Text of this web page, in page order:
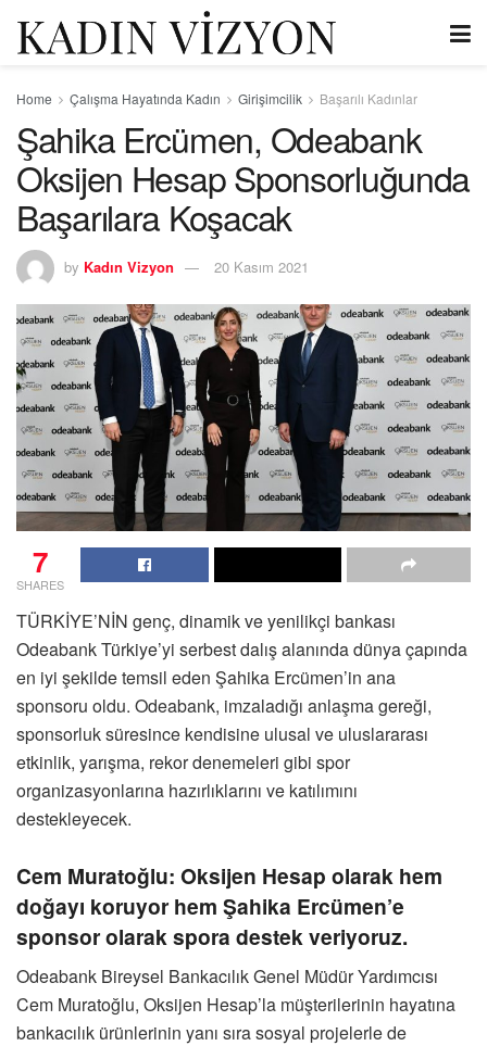
Home Çalışma Hayatında Kadın Girişimcilik Başarılı Kadınlar
Şahika Ercümen, Odeabank
Oksijen Hesap Sponsorluğunda
Başarılara Koşacak
by Kadın Vizyon 20 Kasım 2021
7
SHARES
TÜRKİYE’NİN genç, dinamik ve yenilikçi bankası
Odeabank Türkiye’yi serbest dalış alanında dünya çapında
en iyi şekilde temsil eden Şahika Ercümen’in ana
sponsoru oldu. Odeabank, imzaladığı anlaşma gereği,
sponsorluk süresince kendisine ulusal ve uluslararası
etkinlik, yarışma, rekor denemeleri gibi spor
organizasyonlarına hazırlıklarını ve katılımını
destekleyecek.
Cem Muratoğlu: Oksijen Hesap olarak hem
doğayı koruyor hem Şahika Ercümen’e
sponsor olarak spora destek veriyoruz.
Odeabank Bireysel Bankacılık Genel Müdür Yardımcısı
Cem Muratoğlu, Oksijen Hesap’la müşterilerinin hayatına
bankacılık ürünlerinin yanı sıra sosyal projelerle de